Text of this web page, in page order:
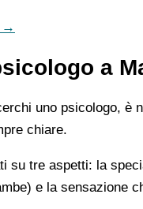
→
a
uno psicologo, è
chiare.
su tre aspetti: la
e la sensazione